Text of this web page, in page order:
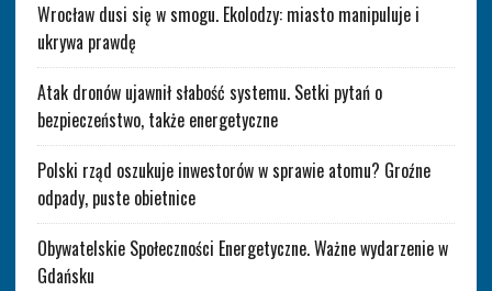
Wrocław dusi się w smogu. Ekolodzy: miasto manipuluje i
ukrywa prawdę
Atak dronów ujawnił słabość systemu. Setki pytań o
bezpieczeństwo, także energetyczne
Polski rząd oszukuje inwestorów w sprawie atomu? Groźne
odpady, puste obietnice
Obywatelskie Społeczności Energetyczne. Ważne wydarzenie w
Gdańsku